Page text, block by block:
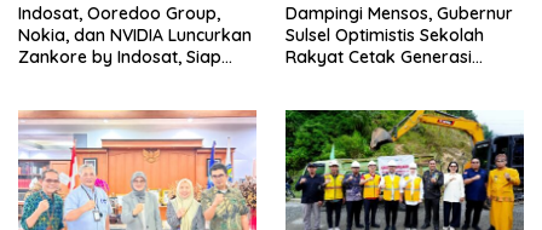
Indosat, Ooredoo Group,
Nokia, dan NVIDIA Luncurkan
Zankore by Indosat, Siap
Infrastruktur AI Terintegerasi
Dampingi Mensos, Gubernur
Sulsel Optimistis Sekolah
Rakyat Cetak Generasi